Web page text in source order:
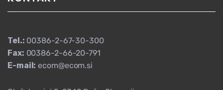
Tel.: 00386-2-67-30-300
Fax: 00386-2-66-20-791
E-mail: ecom@ecom.si